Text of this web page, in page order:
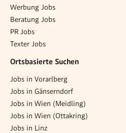
Werbung Jobs
Beratung Jobs
PR Jobs
Texter Jobs
Ortsbasierte Suchen
Jobs in Vorarlberg
Jobs in Gänserndorf
Jobs in Wien (Meidling)
Jobs in Wien (Ottakring)
Jobs in Linz